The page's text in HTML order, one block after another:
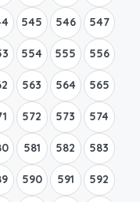
545 546 547
554 555 556
563 564 565
572 573 574
581 582 583
590 591 592